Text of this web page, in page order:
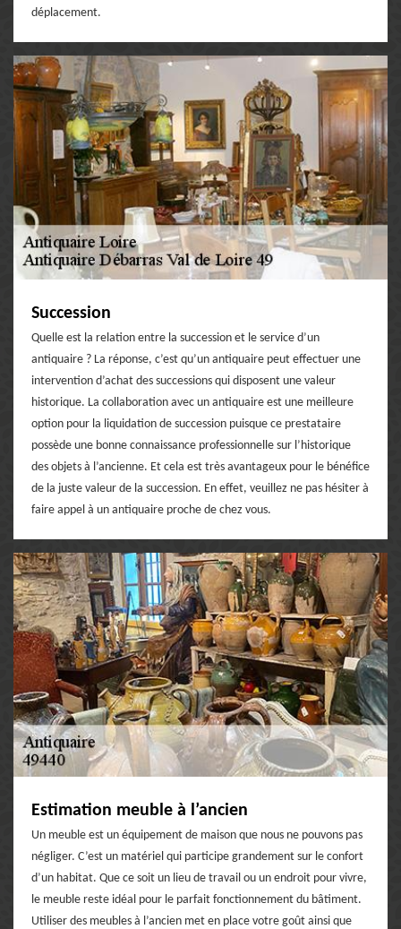
déplacement.
Succession
Quelle est la relation entre la succession et le service d’un
antiquaire ? La réponse, c’est qu’un antiquaire peut effectuer une
intervention d’achat des successions qui disposent une valeur
historique. La collaboration avec un antiquaire est une meilleure
option pour la liquidation de succession puisque ce prestataire
possède une bonne connaissance professionnelle sur l’historique
des objets à l’ancienne. Et cela est très avantageux pour le bénéfice
de la juste valeur de la succession. En effet, veuillez ne pas hésiter à
faire appel à un antiquaire proche de chez vous.
Estimation meuble à l’ancien
Un meuble est un équipement de maison que nous ne pouvons pas
négliger. C’est un matériel qui participe grandement sur le confort
d’un habitat. Que ce soit un lieu de travail ou un endroit pour vivre,
le meuble reste idéal pour le parfait fonctionnement du bâtiment.
Utiliser des meubles à l’ancien met en place votre goût ainsi que